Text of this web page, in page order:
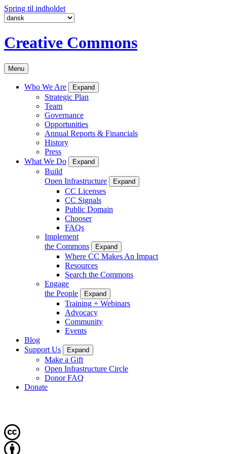
Spring til indholdet
Creative Commons
Menu
Who We Are Expand
Strategic Plan
Team
Governance
Opportunities
Annual Reports & Financials
History
Press
What We Do
Expand
Build
Open Infrastructure
Expand
CC Licenses
CC Signals
Public Domain
Chooser
FAQs
Implement
the Commons
Expand
Where CC Makes An Impact
Resources
Search the Commons
Engage
the People
Expand
Training + Webinars
Advocacy
Community
Events
Blog
Support Us
Expand
Make a Gift
Open Infrastructure Circle
Donor FAQ
Donate